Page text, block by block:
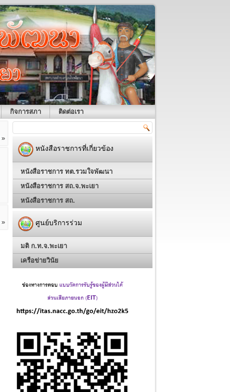
กิจการสภา ติดต่อเรา
»
»
หนังสือราชการที่เกี่ยวข้อง
หนังสือราชการ ทต.รวมใจพัฒนา
หนังสือราชการ สถ.จ.พะเยา
หนังสือราชการ สถ.
ศูนย์บริการร่วม
มติ ก.ท.จ.พะเยา
เครือข่ายวินัย